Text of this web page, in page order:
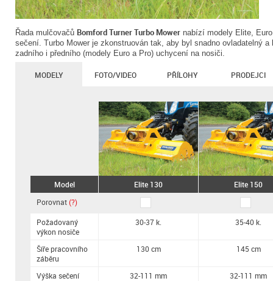
Řada mulčovačů Bomford Turner Turbo Mower nabízí modely Elite,
sečení. Turbo Mower je zkonstruován tak, aby byl snadno ovladatelný
zadního i předního (modely Euro a Pro) uchycení na nosiči.
MODELY FOTO/VIDEO PŘÍLOHY PRODEJCI
Model
Porovnat(?)
Požadovaný
výkon nosiče
Šíře pracovního
záběru
Výška sečení
Elite 130 Elite 150
30-37 k. 35-40 k.
130 cm 145 cm
32-111 mm
32-111 mm